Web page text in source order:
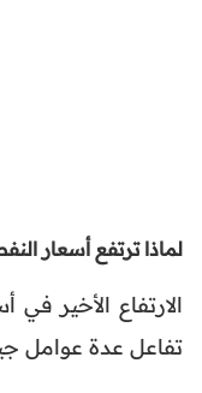
لماذا ترتفع أسعار
الارتفاع الأخير
تفاعل عدة عوامل